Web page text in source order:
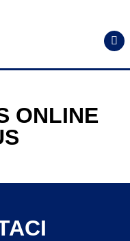
ONLINE